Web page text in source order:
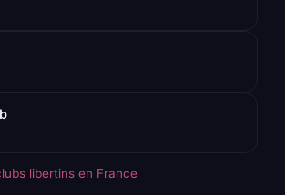
libertins en France